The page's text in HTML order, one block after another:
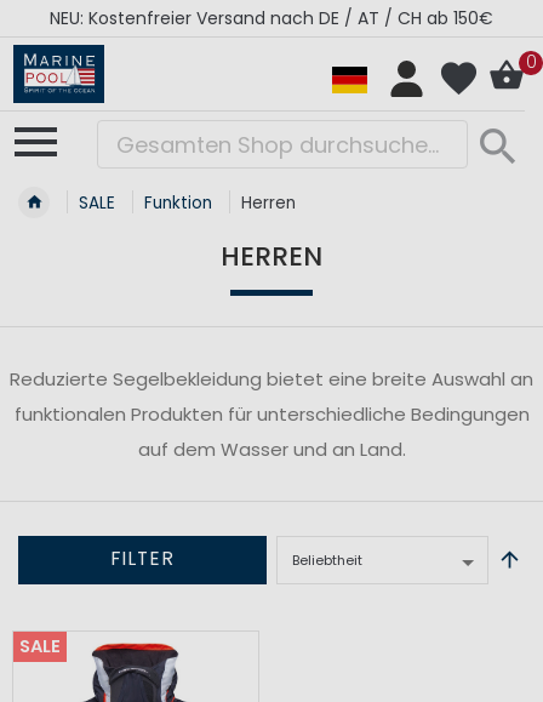
NEU: Kostenfreier Versand nach DE / AT / CH ab 150€
0
SALE Funktion Herren
HERREN
Reduzierte Segelbekleidung bietet eine breite Auswahl an
funktionalen Produkten für unterschiedliche Bedingungen
auf dem Wasser und an Land.
FILTER
SALE